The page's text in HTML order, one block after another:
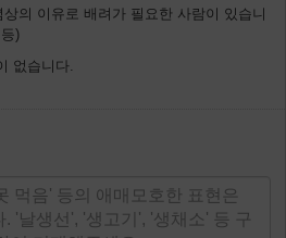
의 이유로 배려가 필요한 사람이 있습니
)
없습니다.